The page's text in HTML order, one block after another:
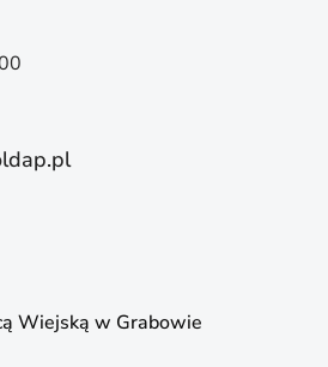
Wiejską w Grabowie